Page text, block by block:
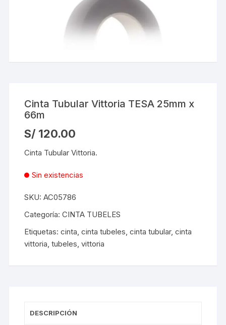
Cinta Tubular Vittoria TESA 25mm x
66m
S/ 120.00
Cinta Tubular Vittoria.
Sin existencias
SKU:AC05786
Categoría:CINTA TUBELES
Etiquetas:cinta ,cinta tubeles ,cinta tubular,cinta
vittoria ,tubeles ,vittoria
DESCRIPCIÓN